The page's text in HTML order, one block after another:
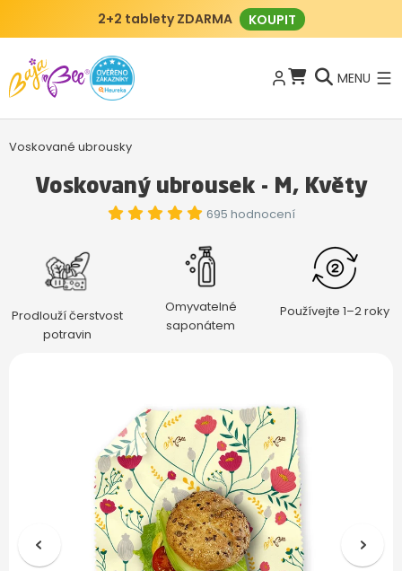
2+2 tablety ZDARMA KOUPIT
MENU
Voskované ubrousky
Voskovaný ubrousek - M, Květy
695 hodnocení
Prodlouží čerstvost
potravin
Omyvatelné
saponátem
Používejte 1–2 roky